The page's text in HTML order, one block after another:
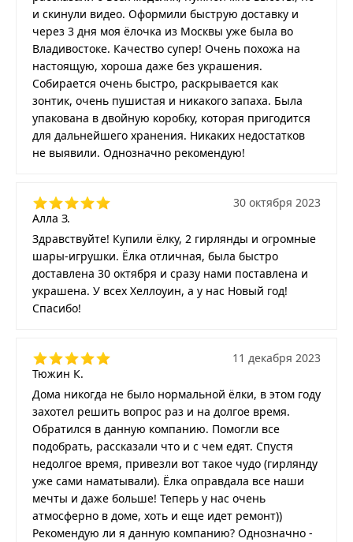
и скинули видео. Оформили быструю доставку и
через 3 дня моя ёлочка из Москвы уже была во
Владивостоке. Качество супер! Очень похожа на
настоящую, хороша даже без украшения.
Собирается очень быстро, раскрывается как
зонтик, очень пушистая и никакого запаха. Была
упакована в двойную коробку, которая пригодится
для дальнейшего хранения. Никаких недостатков
не выявили. Однозначно рекомендую!
Алла З.
30 октября 2023
Здравствуйте! Купили ёлку, 2 гирлянды и огромные
шары-игрушки. Ёлка отличная, была быстро
доставлена 30 октября и сразу нами поставлена и
украшена. У всех Хеллоуин, а у нас Новый год!
Спасибо!
Тюжин К.
11 декабря 2023
Дома никогда не было нормальной ёлки, в этом году
захотел решить вопрос раз и на долгое время.
Обратился в данную компанию. Помогли все
подобрать, рассказали что и с чем едят. Спустя
недолгое время, привезли вот такое чудо (гирлянду
уже сами наматывали). Ёлка оправдала все наши
мечты и даже больше! Теперь у нас очень
атмосферно в доме, хоть и еще идет ремонт))
Рекомендую ли я данную компанию? Однозначно -